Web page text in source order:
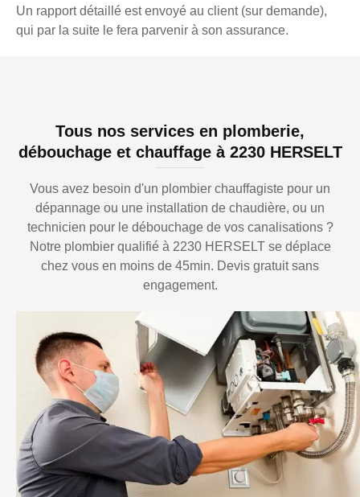
Un rapport détaillé est envoyé au client (sur demande),
qui par la suite le fera parvenir à son assurance.
Tous nos services en plomberie,
débouchage et chauffage à 2230 HERSELT
Vous avez besoin d'un plombier chauffagiste pour un
dépannage ou une installation de chaudière, ou un
technicien pour le débouchage de vos canalisations ?
Notre plombier qualifié à 2230 HERSELT se déplace
chez vous en moins de 45min. Devis gratuit sans
engagement.